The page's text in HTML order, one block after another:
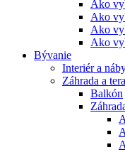
Ako
Ako
Ako
Ako
Bývanie
Interiér a
Záhrada a
Balkón